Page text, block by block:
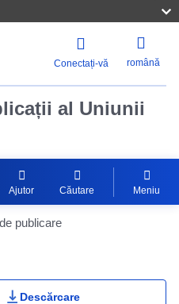
Conectați-vă română
al Uniunii
Ajutor Căutare Meniu
publicare
Portlet
Descărcare